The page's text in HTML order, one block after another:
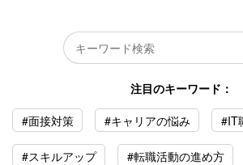
注目のキーワード：
#面接対策
#キャリアの悩み #IT
#スキルアップ #転職活動の進め方